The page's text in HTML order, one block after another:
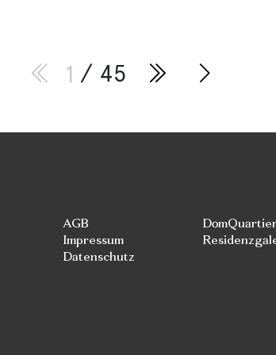
1 / 45
AGB
Impressum
Datenschutz